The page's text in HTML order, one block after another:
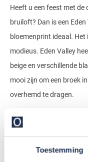
Toestemming
Heeft u een feest met de
bruiloft? Dan is een
bloemenprint ideaal. Het
modieus. Eden Valley
beige en verschillende
mooi zijn om een broek
overhemd te dragen.
Heeft u een formele
zakelijke looks voor het
overhemden van Eden